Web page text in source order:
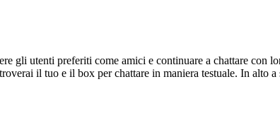
gli utenti preferiti come amici e continuare a chattare con
il tuo e il box per chattare in maniera testuale. In alto